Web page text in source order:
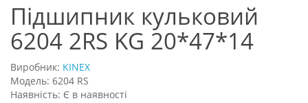
Підшипник кульковий
6204 2RS KG 20*47*14
Виробник: KINEX
Модель: 6204 RS
Наявність: Є в наявності